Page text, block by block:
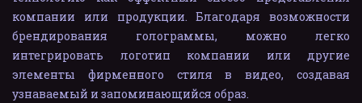
компании или продукции. Благодаря возможности
брендирования голограммы, можно легко
интегрировать логотип компании или другие
элементы фирменного стиля в видео, создавая
узнаваемый и запоминающийся образ.